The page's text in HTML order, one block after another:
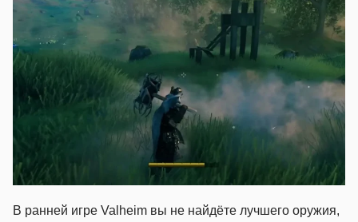
В ранней игре Valheim вы не найдёте лучшего оружия,